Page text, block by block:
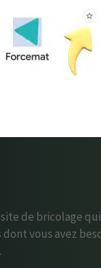
de bricolage
vous avez